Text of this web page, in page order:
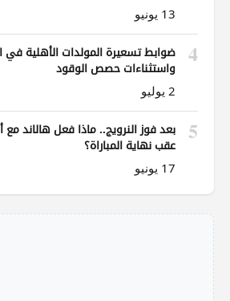
13 يونيو
4
ضوابط تسعيرة المولدات الأهلية
واستثناءات حصص الوقود
2 يوليو
5
بعد فوز النرويج.. ماذا فعل هالاند
عقب نهاية المباراة؟
17 يونيو